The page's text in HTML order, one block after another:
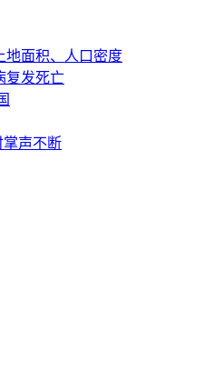
地面积、人口密度
复发死亡
声不断